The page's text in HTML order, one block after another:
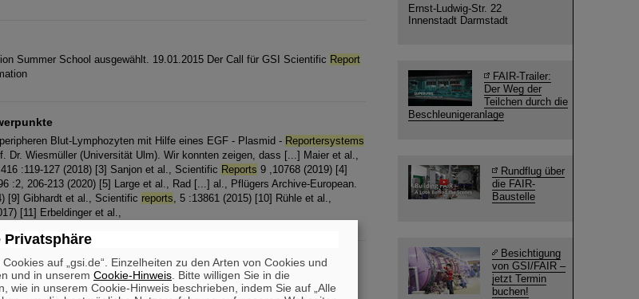
Summer School ausgewählt. 19.01.2015 Der Call für GSI Scientific Report
Blut-Lymphozyten mit Hilfe eines EGF - Plasmid - Reportersystems
Dr. Wiesmüller (Universität Ulm). Wir konnten zeigen, dass [...] Maier et al.,
:119-127 (2018) [3] Sanjon et al., Scientific Reports 9 ,10768 (2019) [4]
:2, 206-213 (2020) [5] Large et al., Rad [...] al., Pflügers Archive-European.
[9] Gibhardt et al., Scientific reports, 5 :13861 (2015) [10] Rühle et al.,
[11] Erbeldinger et al.,
for ultra-short MeV-range ion bunches Nature ScientificReports
Cayzac, V. Bagnoud, M. M. Basko, A. Blažević, A. Frank, D. O
Ernst-Ludwig-Str. 22
Innenstadt Darmstadt
FAIR-Trailer:
Der Weg der
Teilchen durch die
Beschleunigeranlage
Rundflug über
die FAIR-
Baustelle
Besichtigung
von GSI/FAIR –
jetzt Termin
buchen!
Privatsphäre
auf „gsi.de“. Einzelheiten zu den Arten von Cookies und
und in unserem Cookie-Hinweis . Bitte willigen Sie in die
wie in unserem Cookie-Hinweis beschrieben, indem Sie auf „Alle